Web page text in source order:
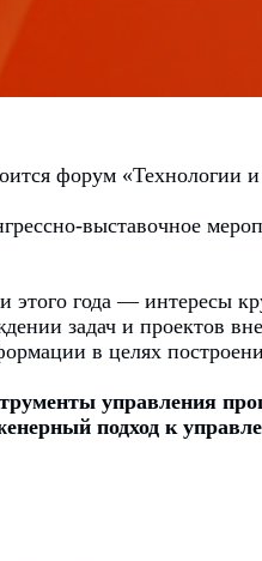
форум «Технологии
выставочное
года — интересы
задач и проектов
в целях
управления
подход к